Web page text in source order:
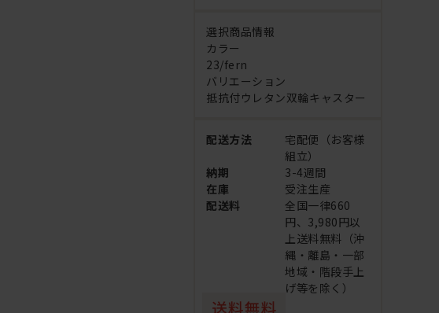
選択商品情報
カラー
23/fern
バリエーション
抵抗付ウレタン双輪キャスター
配送方法
宅配便（お客様
組立）
納期
3-4週間
在庫
受注生産
配送料
全国一律660
円、3,980円以
上送料無料（沖
縄・離島・一部
地域・階段手上
げ等を除く）